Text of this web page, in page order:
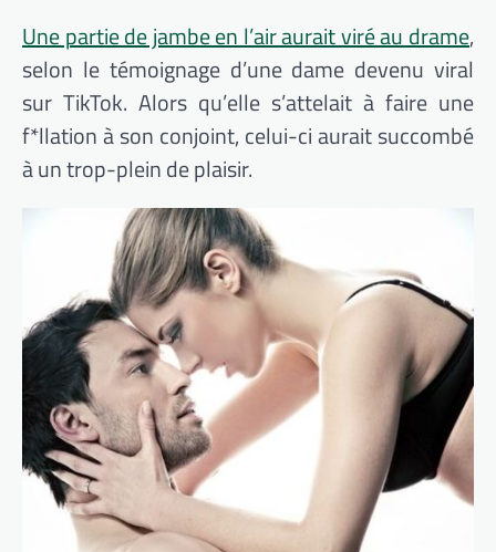
Une partie de jambe en l’air aurait viré au drame,
selon le témoignage d’une dame devenu viral
sur TikTok. Alors qu’elle s’attelait à faire une
f*llation à son conjoint, celui-ci aurait succombé
à un trop-plein de plaisir.